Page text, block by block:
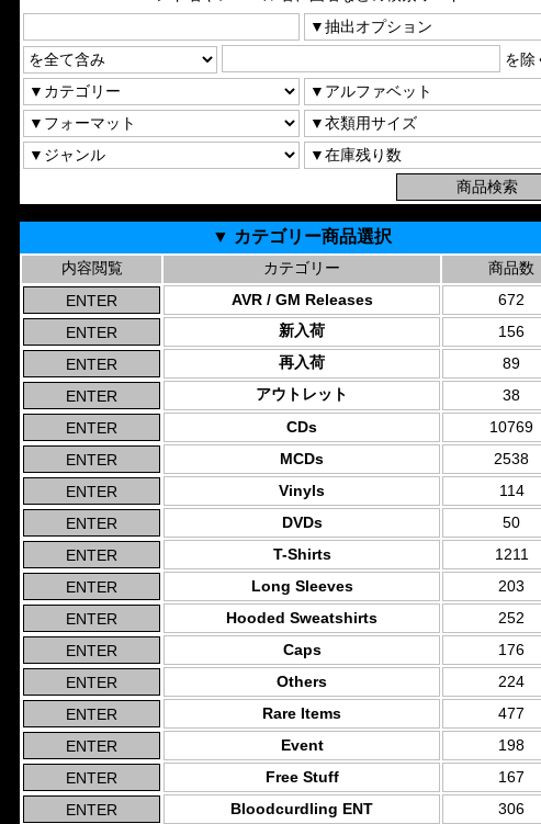
を除
▼ カテゴリー商品選択
内容閲覧 カテゴリー
商品数
AVR / GM Releases
672
新入荷
156
再入荷
89
アウトレット
38
CDs
10769
MCDs
2538
Vinyls
114
DVDs
50
T-Shirts
1211
Long Sleeves
203
Hooded Sweatshirts
252
Caps
176
Others
224
Rare Items
477
Event
198
Free Stuff
167
Bloodcurdling ENT
306